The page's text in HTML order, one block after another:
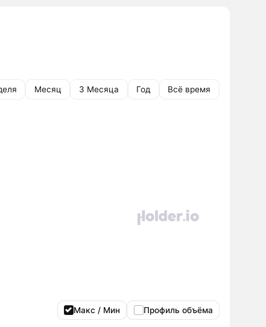
Месяц 3 Месяца Год Всё время
Макс / Мин Профиль объёма